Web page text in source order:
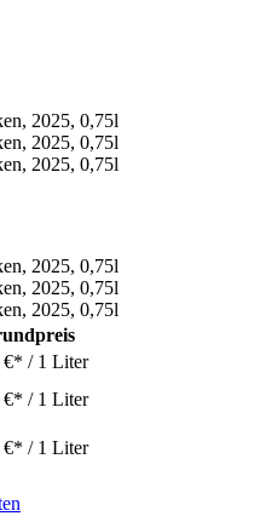
€* / 1 Liter
€* / 1 Liter
€* / 1 Liter